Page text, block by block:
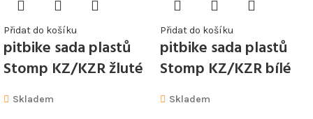
Přidat do košíku
pitbike sada plastů
Stomp KZ/KZR žluté
Skladem
Přidat do košíku
pitbike sada plastů
Stomp KZ/KZR bílé
Skladem